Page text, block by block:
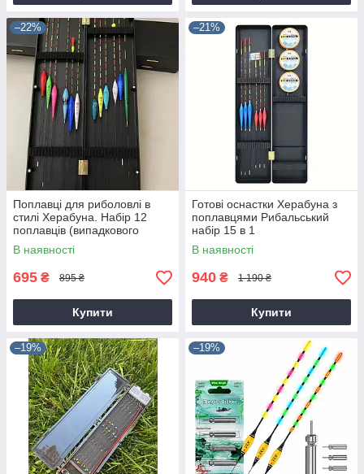
–22%
Поплавці для риболовлі в
стилі Херабуна. Набір 12
поплавців (випадкового
кольору ваги та довжини) +
коробка
В наявності
695 ₴ 895 ₴
Купити
–21%
Готові оснастки Херабуна з
поплавцями Рибальський
набір 15 в 1
В наявності
940 ₴ 1 190 ₴
Купити
–19% –19%